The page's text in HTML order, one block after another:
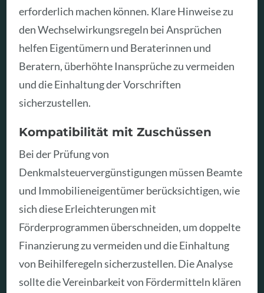
erforderlich machen können. Klare Hinweise zu
den Wechselwirkungsregeln bei Ansprüchen
helfen Eigentümern und Beraterinnen und
Beratern, überhöhte Inansprüche zu vermeiden
und die Einhaltung der Vorschriften
sicherzustellen.
Kompatibilität mit Zuschüssen
Bei der Prüfung von
Denkmalsteuervergünstigungen müssen Beamte
und Immobilieneigentümer berücksichtigen, wie
sich diese Erleichterungen mit
Förderprogrammen überschneiden, um doppelte
Finanzierung zu vermeiden und die Einhaltung
von Beihilferegeln sicherzustellen. Die Analyse
sollte die Vereinbarkeit von Fördermitteln klären